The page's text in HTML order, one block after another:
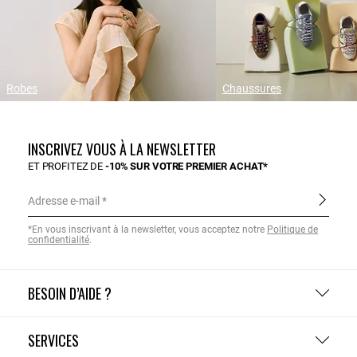
Robes Chaussures
BESOIN D’AIDE ?
SERVICES
INSCRIVEZ VOUS À LA NEWSLETTER
ET PROFITEZ DE-10% SUR VOTRE PREMIER ACHAT*
Adresse e-mail
*En vous inscrivant à la newsletter, vous acceptez notre Politique de
confidentialité.